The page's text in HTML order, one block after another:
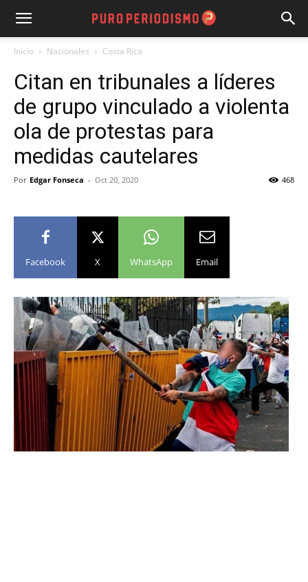
Inicio Nacionales Costa Rica
Citan en tribunales a líderes
de grupo vinculado a violenta
ola de protestas para
medidas cautelares
Por Edgar Fonseca - Oct 20, 2020 468
Facebook X WhatsApp Email